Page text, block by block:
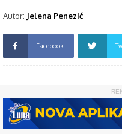
Autor: Jelena Penezić
Facebook
-